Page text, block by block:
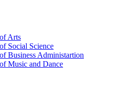
Arts
Social Science
Business Administartion
Music and Dance